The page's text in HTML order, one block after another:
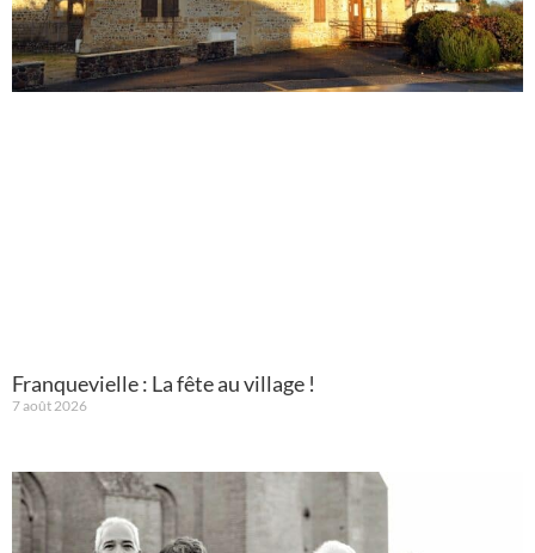
Franquevielle : La fête au village !
7 août 2026